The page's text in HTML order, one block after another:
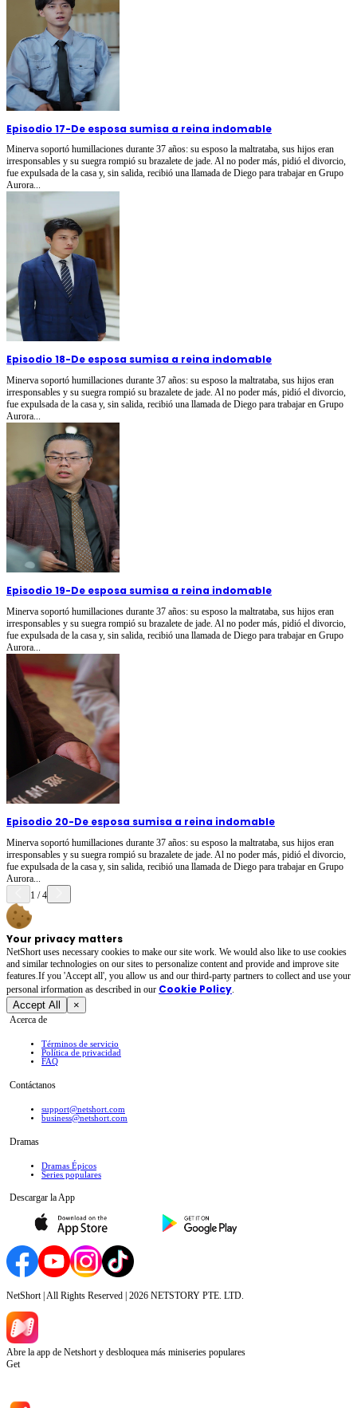
Episodio 17-De esposa sumisa a reina indomable
Minerva soportó humillaciones durante 37 años: su esposo la maltrataba, sus hijos eran
irresponsables y su suegra rompió su brazalete de jade. Al no poder más, pidió el divorcio,
fue expulsada de la casa y, sin salida, recibió una llamada de Diego para trabajar en Grupo
Aurora...
Episodio 18-De esposa sumisa a reina indomable
Minerva soportó humillaciones durante 37 años: su esposo la maltrataba, sus hijos eran
irresponsables y su suegra rompió su brazalete de jade. Al no poder más, pidió el divorcio,
fue expulsada de la casa y, sin salida, recibió una llamada de Diego para trabajar en Grupo
Aurora...
Episodio 19-De esposa sumisa a reina indomable
Minerva soportó humillaciones durante 37 años: su esposo la maltrataba, sus hijos eran
irresponsables y su suegra rompió su brazalete de jade. Al no poder más, pidió el divorcio,
fue expulsada de la casa y, sin salida, recibió una llamada de Diego para trabajar en Grupo
Aurora...
Episodio 20-De esposa sumisa a reina indomable
Minerva soportó humillaciones durante 37 años: su esposo la maltrataba, sus hijos eran
irresponsables y su suegra rompió su brazalete de jade. Al no poder más, pidió el divorcio,
fue expulsada de la casa y, sin salida, recibió una llamada de Diego para trabajar en Grupo
Aurora...
1 /4
Your privacy matters
NetShort uses necessary cookies to make our site work. We would also like to use cookies
and similar technologies on our sites to personalize content and provide and improve site
features.If you 'Accept all', you allow us and our third-party partners to collect and use your
personal irformation as described in our Cookie Policy.
Accept All ×
Acerca de
Términos de servicio
Política de privacidad
FAQ
Contáctanos
support@netshort.com
business@netshort.com
Dramas
Dramas Épicos
Series populares
Descargar la App
NetShort | All Rights Reserved | 2026 NETSTORY PTE. LTD.
Abre la app de Netshort y desbloquea más miniseries populares
Get